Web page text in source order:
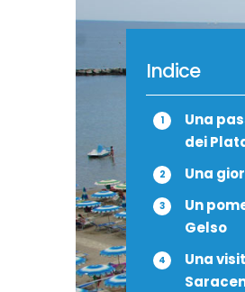
Indice
Una
dei
Una
Un
Gelso
Una